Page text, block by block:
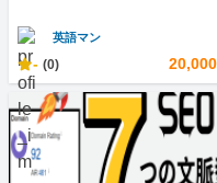
英語マン
- (0)